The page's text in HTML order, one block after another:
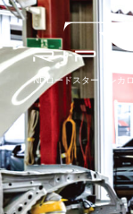
NDロードスター レカ